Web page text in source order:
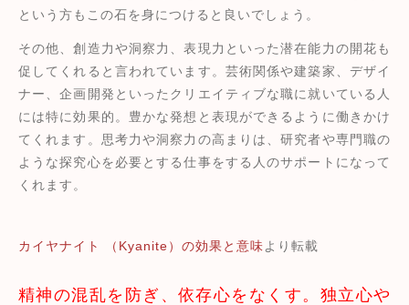
という方もこの石を身につけると良いでしょう。
その他、創造力や洞察力、表現力といった潜在能力の開花も
促してくれると言われています。芸術関係や建築家、デザイ
ナー、企画開発といったクリエイティブな職に就いている人
には特に効果的。豊かな発想と表現ができるように働きかけ
てくれます。思考力や洞察力の高まりは、研究者や専門職の
ような探究心を必要とする仕事をする人のサポートになって
くれます。
カイヤナイト （Kyanite）の効果と意味より転載
精神の混乱を防ぎ、依存心をなくす。独立心や